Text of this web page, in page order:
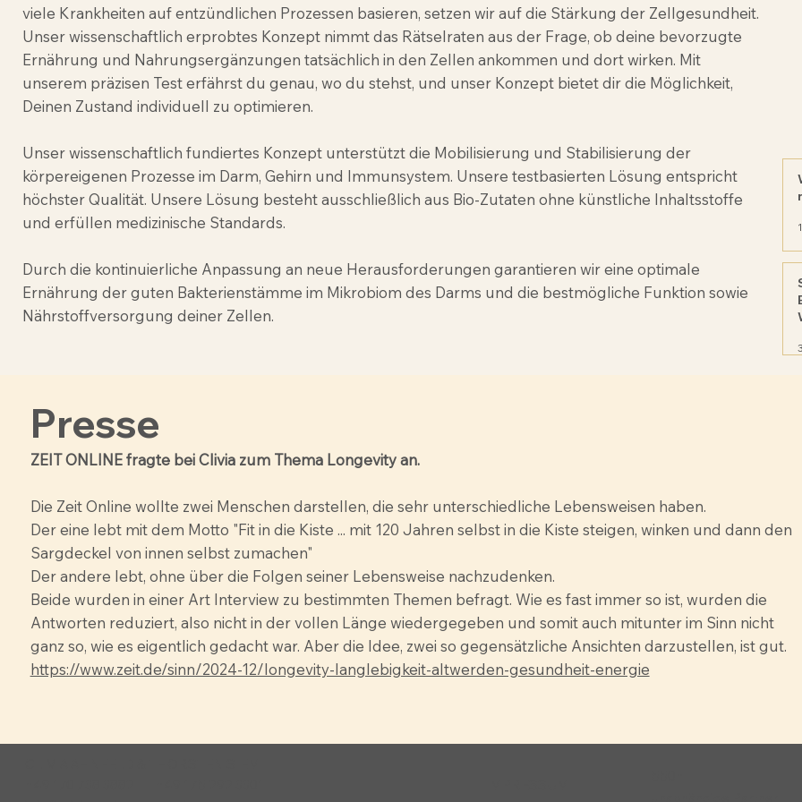
Presse
ZEIT ONLINE fragte bei Clivia zum Thema Longevity an.
Die Zeit Online wollte zwei Menschen darstellen, die sehr unterschiedliche Lebensweisen haben.
Der eine lebt mit dem Motto "Fit in die Kiste ... mit 120 Jahren selbst in die Kiste steigen, winken und dann den
Sargdeckel von innen selbst zumachen"
Der andere lebt, ohne über die Folgen seiner Lebensweise nachzudenken.
Beide wurden in einer Art Interview zu bestimmten Themen befragt. Wie es fast immer so ist, wurden die
Antworten reduziert, also nicht in der vollen Länge wiedergegeben und somit auch mitunter im Sinn nicht
ganz so, wie es eigentlich gedacht war. Aber die Idee, zwei so gegensätzliche Ansichten darzustellen, ist gut.
https://www.zeit.de/sinn/2024-12/longevity-langlebigkeit-altwerden-gesundheit-energie
viele Krankheiten auf entzündlichen Prozessen basieren, setzen wir auf die Stärkung der Zellgesundheit.
Unser wissenschaftlich erprobtes Konzept nimmt das Rätselraten aus der Frage, ob deine bevorzugte
Ernährung und Nahrungsergänzungen tatsächlich in den Zellen ankommen und dort wirken. Mit
unserem präzisen Test erfährst du genau, wo du stehst, und unser Konzept bietet dir die Möglichkeit,
Deinen Zustand individuell zu optimieren.
Unser wissenschaftlich fundiertes Konzept unterstützt die Mobilisierung und Stabilisierung der
körpereigenen Prozesse im Darm, Gehirn und Immunsystem. Unsere testbasierten Lösung entspricht
höchster Qualität. Unsere Lösung besteht ausschließlich aus Bio-Zutaten ohne künstliche Inhaltsstoffe
und erfüllen medizinische Standards.
Durch die kontinuierliche Anpassung an neue Herausforderungen garantieren wir eine optimale
Ernährung der guten Bakterienstämme im Mikrobiom des Darms und die bestmögliche Funktion sowie
Nährstoffversorgung deiner Zellen.